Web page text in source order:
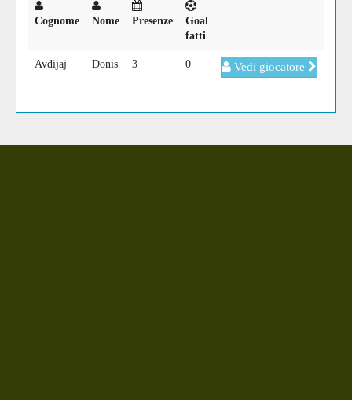
Cognome Nome Presenze
Goal
fatti
Avdijaj Donis 3 0 Vedi giocatore